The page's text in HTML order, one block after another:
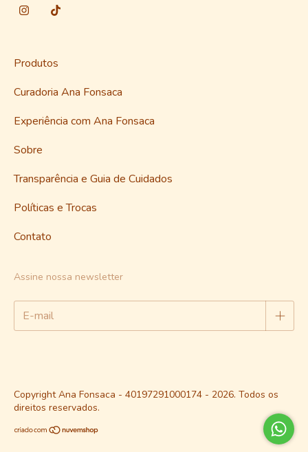
Produtos
Curadoria Ana Fonsaca
Experiência com Ana Fonsaca
Sobre
Transparência e Guia de Cuidados
Políticas e Trocas
Contato
Assine nossa newsletter
Copyright Ana Fonsaca - 40197291000174 - 2026. Todos os
direitos reservados.